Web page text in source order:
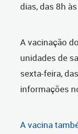
dias, das 8h
A vacinação
unidades de
sexta-feira,
informações
A vacina